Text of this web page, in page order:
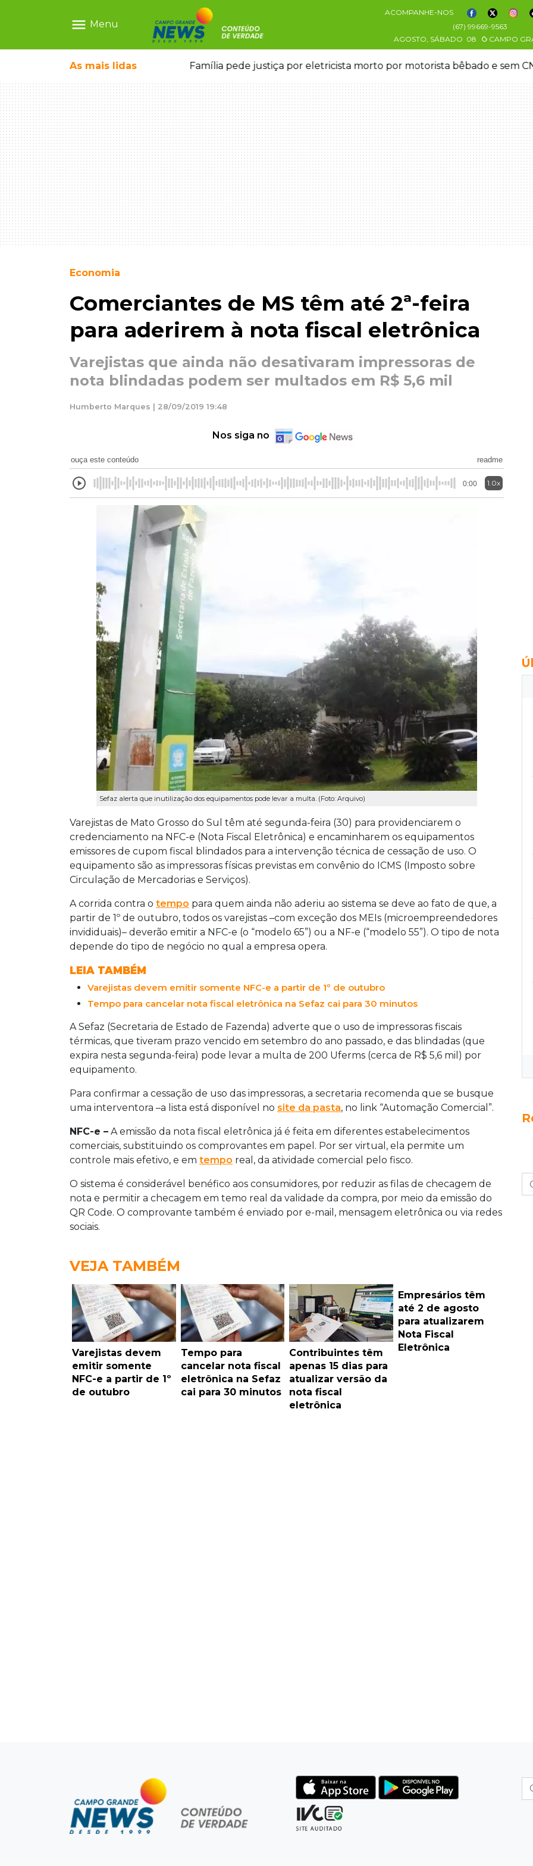
menu Menu
ACOMPANHE-NOS
(67) 99669-9563
AGOSTO, SÁBADO 08 CAMPO
As mais lidas
e morre a caminho do hospital Família pede justiça por eletricista morto por motorista bêbado e sem
Economia
Comerciantes de MS têm até 2ª-feira
para aderirem à nota fiscal eletrônica
Varejistas que ainda não desativaram impressoras de
nota blindadas podem ser multados em R$ 5,6 mil
Humberto Marques | 28/09/2019 19:48
Nos siga no
ouça este conteúdo readme
0:00 1.0x
Sefaz alerta que inutilização dos equipamentos pode levar a multa. (Foto: Arquivo)
Varejistas de Mato Grosso do Sul têm até segunda-feira (30) para providenciarem o
credenciamento na NFC-e (Nota Fiscal Eletrônica) e encaminharem os equipamentos
emissores de cupom fiscal blindados para a intervenção técnica de cessação de uso. O
equipamento são as impressoras físicas previstas em convênio do ICMS (Imposto sobre
Circulação de Mercadorias e Serviços).
A corrida contra o tempo para quem ainda não aderiu ao sistema se deve ao fato de que, a
partir de 1º de outubro, todos os varejistas –com exceção dos MEIs (microempreendedores
invididuais)– deverão emitir a NFC-e (o “modelo 65”) ou a NF-e (“modelo 55”). O tipo de nota
depende do tipo de negócio no qual a empresa opera.
LEIA TAMBÉM
Varejistas devem emitir somente NFC-e a partir de 1º de outubro
Tempo para cancelar nota fiscal eletrônica na Sefaz cai para 30 minutos
A Sefaz (Secretaria de Estado de Fazenda) adverte que o uso de impressoras fiscais
térmicas, que tiveram prazo vencido em setembro do ano passado, e das blindadas (que
expira nesta segunda-feira) pode levar a multa de 200 Uferms (cerca de R$ 5,6 mil) por
equipamento.
Para confirmar a cessação de uso das impressoras, a secretaria recomenda que se busque
uma interventora –a lista está disponível no site da pasta, no link “Automação Comercial”.
NFC-e – A emissão da nota fiscal eletrônica já é feita em diferentes estabelecimentos
comerciais, substituindo os comprovantes em papel. Por ser virtual, ela permite um
controle mais efetivo, e em tempo real, da atividade comercial pelo fisco.
O sistema é considerável benéfico aos consumidores, por reduzir as filas de checagem de
nota e permitir a checagem em temo real da validade da compra, por meio da emissão do
QR Code. O comprovante também é enviado por e-mail, mensagem eletrônica ou via redes
sociais.
VEJA TAMBÉM
Varejistas devem
emitir somente
NFC-e a partir de 1º
de outubro
Tempo para
cancelar nota fiscal
eletrônica na Sefaz
cai para 30 minutos
Contribuintes têm
apenas 15 dias para
atualizar versão da
nota fiscal
eletrônica
Empresários têm
até 2 de agosto
para atualizarem
Nota Fiscal
Eletrônica